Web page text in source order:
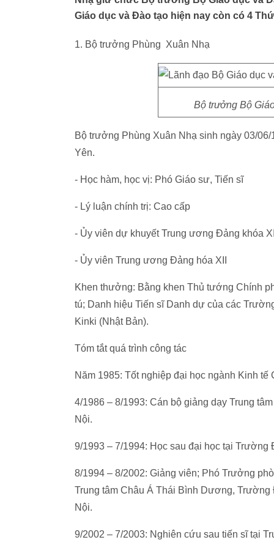
Giáo dục và Đào tạo hiện nay còn có 4
1. Bộ trưởng Phùng Xuân Nhạ
Bộ trưởng Bộ
Bộ trưởng Phùng Xuân Nhạ sinh ngày 03/
Yên.
- Học hàm, học vị: Phó Giáo sư, Tiến sĩ
- Lý luận chính trị: Cao cấp
- Ủy viên dự khuyết Trung ương Đảng khóa
- Ủy viên Trung ương Đảng hóa XII
Khen thưởng: Bằng khen Thủ tướng Chính
tú; Danh hiệu Tiến sĩ Danh dự của các
Kinki (Nhật Bản).
Tóm tắt quá trình công tác
Năm 1985: Tốt nghiệp đại học ngành Kinh
4/1986 – 8/1993: Cán bộ giảng dạy Trung
Nội.
9/1993 – 7/1994: Học sau đại học tại
8/1994 – 8/2002: Giảng viên; Phó Trưởng
Trung tâm Châu Á Thái Bình Dương,
Nội.
9/2002 – 7/2003: Nghiên cứu sau tiến sĩ tại